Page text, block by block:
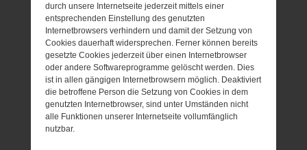
durch unsere Internetseite jederzeit mittels einer
entsprechenden Einstellung des genutzten
Internetbrowsers verhindern und damit der Setzung von
Cookies dauerhaft widersprechen. Ferner können bereits
gesetzte Cookies jederzeit über einen Internetbrowser
oder andere Softwareprogramme gelöscht werden. Dies
ist in allen gängigen Internetbrowsern möglich. Deaktiviert
die betroffene Person die Setzung von Cookies in dem
genutzten Internetbrowser, sind unter Umständen nicht
alle Funktionen unserer Internetseite vollumfänglich
nutzbar.